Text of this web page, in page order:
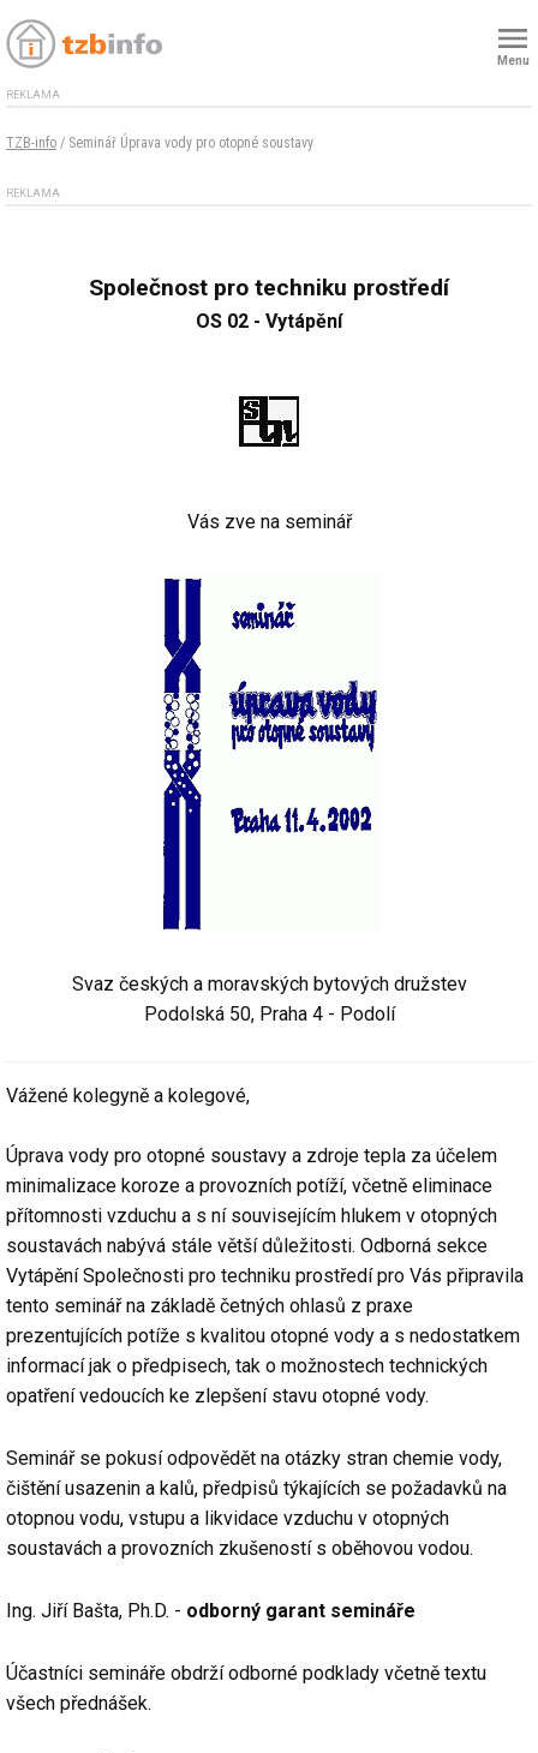
Menu
REKLAMA
TZB-info / Seminář Úprava vody pro otopné soustavy
REKLAMA
Společnost pro techniku prostředí
OS 02 - Vytápění
Vás zve na seminář
Svaz českých a moravských bytových družstev
Podolská 50, Praha 4 - Podolí
Vážené kolegyně a kolegové,
Úprava vody pro otopné soustavy a zdroje tepla za účelem
minimalizace koroze a provozních potíží, včetně eliminace
přítomnosti vzduchu a s ní souvisejícím hlukem v otopných
soustavách nabývá stále větší důležitosti. Odborná sekce
Vytápění Společnosti pro techniku prostředí pro Vás připravila
tento seminář na základě četných ohlasů z praxe
prezentujících potíže s kvalitou otopné vody a s nedostatkem
informací jak o předpisech, tak o možnostech technických
opatření vedoucích ke zlepšení stavu otopné vody.
Seminář se pokusí odpovědět na otázky stran chemie vody,
čištění usazenin a kalů, předpisů týkajících se požadavků na
otopnou vodu, vstupu a likvidace vzduchu v otopných
soustavách a provozních zkušeností s oběhovou vodou.
Ing. Jiří Bašta, Ph.D. - odborný garant semináře
Účastníci semináře obdrží odborné podklady včetně textu
všech přednášek.